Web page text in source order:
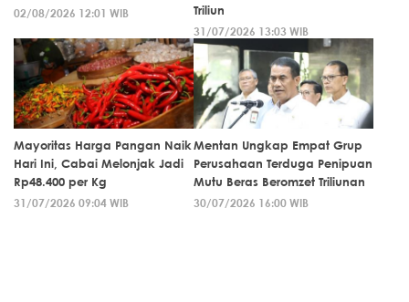
02/08/2026 12:01 WIB
Triliun
31/07/2026 13:03 WIB
Mayoritas Harga Pangan Naik
Hari Ini, Cabai Melonjak Jadi
Rp48.400 per Kg
31/07/2026 09:04 WIB
Mentan Ungkap Empat Grup
Perusahaan Terduga Penipuan
Mutu Beras Beromzet Triliunan
30/07/2026 16:00 WIB